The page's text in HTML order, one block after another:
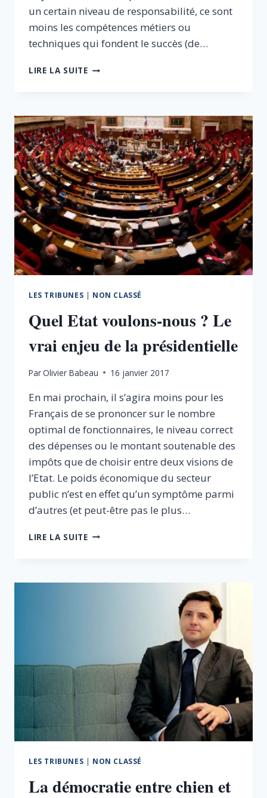
un certain niveau de responsabilité, ce sont
moins les compétences métiers ou
techniques qui fondent le succès (de…
LIRE LA SUITEFACE
CULTURE
GÉNÉRALE
DES
SALARIÉS
DOIT
DEVENIR
UNE
PRIORITÉ
LES TRIBUNES | NON CLASSÉ
Quel Etat voulons-nous ? Le
vrai enjeu de la présidentielle
ParOlivier Babeau 16 janvier 2017
En mai prochain, il s’agira moins pour les
Français de se prononcer sur le nombre
optimal de fonctionnaires, le niveau correct
des dépenses ou le montant soutenable des
impôts que de choisir entre deux visions de
l’Etat. Le poids économique du secteur
public n’est en effet qu’un symptôme parmi
d’autres (et peut-être pas le plus…
LIRE LA SUITEQUEL
?
PRÉSIDENTIELLE
LES TRIBUNES | NON CLASSÉ
La démocratie entre chien et